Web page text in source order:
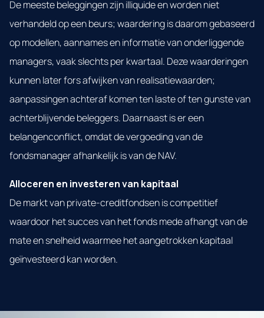
De meeste beleggingen zijn illiquide en worden niet
verhandeld op een beurs; waardering is daarom gebaseerd
op modellen, aannames en informatie van onderliggende
managers, vaak slechts per kwartaal. Deze waarderingen
kunnen later fors afwijken van realisatiewaarden;
aanpassingen achteraf komen ten laste of ten gunste van
achterblijvende beleggers. Daarnaast is er een
belangenconflict, omdat de vergoeding van de
fondsmanager afhankelijk is van de NAV.
Alloceren en investeren van kapitaal
De markt van private-creditfondsen is competitief
waardoor het succes van het fonds mede afhangt van de
mate en snelheid waarmee het aangetrokken kapitaal
geïnvesteerd kan worden.